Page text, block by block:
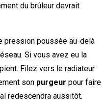
du brûleur devrait
pression poussée au-delà
Si vous avez eu la
Filez vers le radiateur
son purgeur pour faire
redescendra aussitôt.